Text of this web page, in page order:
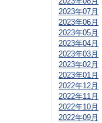
2023年07月
2023年06月
2023年05月
2023年04月
2023年03月
2023年02月
2023年01月
2022年12月
2022年11月
2022年10月
2022年09月